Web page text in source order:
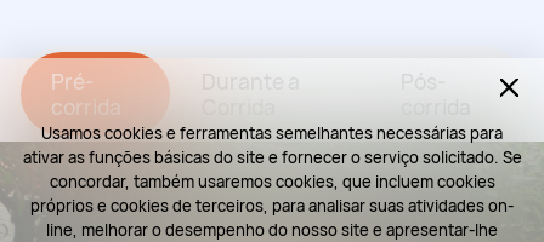
Usamos cookies e ferramentas semelhantes necessárias para
ativar as funções básicas do site e fornecer o serviço solicitado. Se
concordar, também usaremos cookies, que incluem cookies
próprios e cookies de terceiros, para analisar suas atividades on-
line, melhorar o desempenho do nosso site e apresentar-lhe
Pré-
corrida
Durante a
Pós-